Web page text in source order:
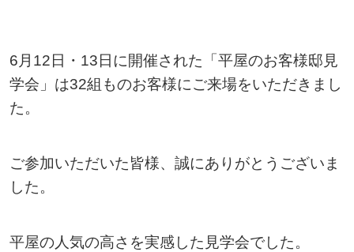
6月12日・13日に開催された「平屋のお客様邸見
学会」は32組ものお客様にご来場をいただきまし
た。
ご参加いただいた皆様、誠にありがとうございま
した。
平屋の人気の高さを実感した見学会でした。